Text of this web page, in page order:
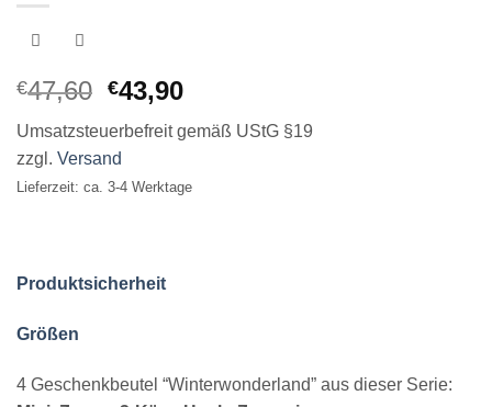
€47,60 Ursprünglicher
war:
€47,60
€43,90Aktueller
ist:
Umsatzsteuerbefreit gemäß UStG §19
zzgl. Versand
Lieferzeit: ca. 3-4 Werktage
Produktsicherheit
Größen
4 Geschenkbeutel “Winterwonderland” aus dieser Serie: